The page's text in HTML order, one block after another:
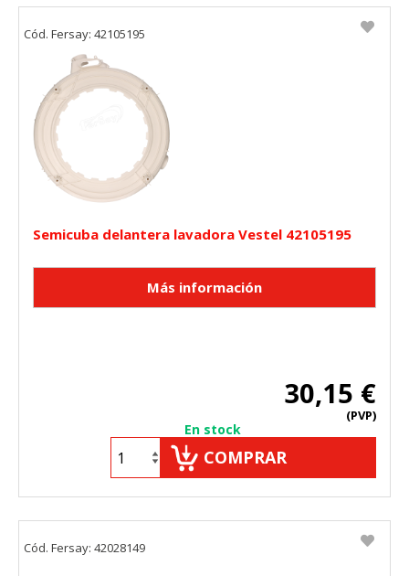
Semicuba delantera lavadora Vestel 42105195
30,15 €
(PVP)
En stock
COMPRAR
Cód. Fersay: 42105195
Cód. Fersay: 42028149